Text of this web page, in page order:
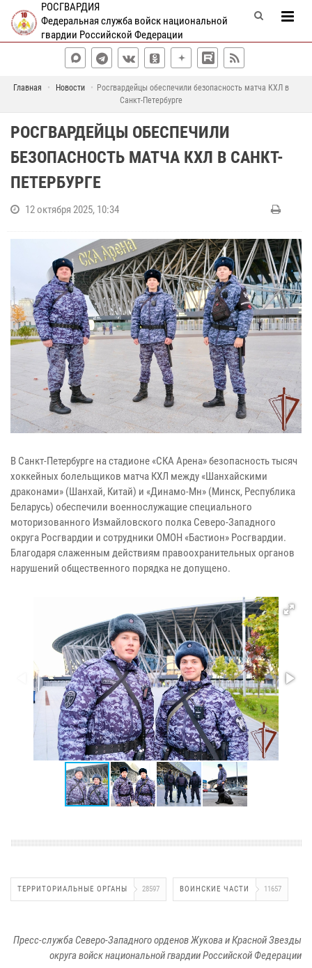
РОСГВАРДИЯ
Федеральная служба войск национальной
гвардии Российской Федерации
Главная Новости
Росгвардейцы обеспечили безопасность матча КХЛ в
Санкт-Петербурге
РОСГВАРДЕЙЦЫ ОБЕСПЕЧИЛИ
БЕЗОПАСНОСТЬ МАТЧА КХЛ В САНКТ-
ПЕТЕРБУРГЕ
12 октября 2025, 10:34
В Санкт-Петербурге на стадионе «СКА Арена» безопасность тысяч
хоккейных болельщиков матча КХЛ между «Шанхайскими
драконами» (Шанхай, Китай) и «Динамо-Мн» (Минск, Республика
Беларусь) обеспечили военнослужащие специального
моторизованного Измайловского полка Северо-Западного
округа Росгвардии и сотрудники ОМОН «Бастион» Росгвардии.
Благодаря слаженным действиям правоохранительных органов
нарушений общественного порядка не допущено.
ТЕРРИТОРИАЛЬНЫЕ ОРГАНЫ 28597 ВОИНСКИЕ ЧАСТИ 11657
Пресс-служба Северо-Западного орденов Жукова и Красной Звезды
округа войск национальной гвардии Российской Федерации